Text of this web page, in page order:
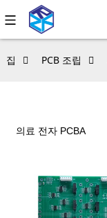
집 PCB 조립
의료 전자 PCBA